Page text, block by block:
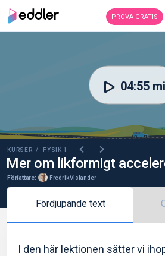
PROVA GRATIS
KURSER / FYSIK 1
Mer om likformigt
Författare: Fredrik Vislander
04:55
Fördjupande text
I den här lektionen sätter vi